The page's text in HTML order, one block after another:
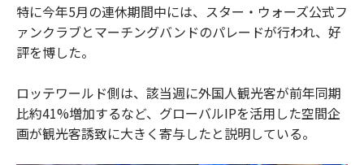
特に今年5月の連休期間中には、スター・ウォーズ公式フ
ァンクラブとマーチングバンドのパレードが行われ、好
評を博した。
ロッテワールド側は、該当週に外国人観光客が前年同期
比約41%増加するなど、グローバルIPを活用した空間企
画が観光客誘致に大きく寄与したと説明している。